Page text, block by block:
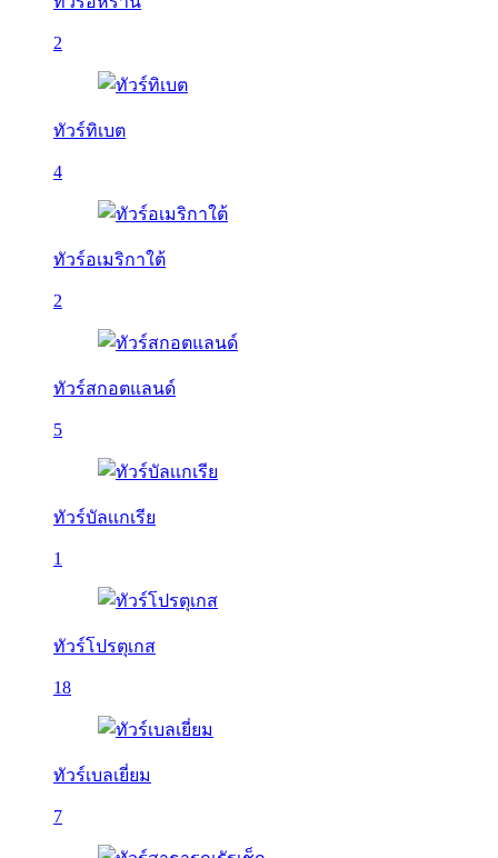
2
ทัวร์ทิเบต
4
ทัวร์อเมริกาใต้
2
ทัวร์สกอตแลนด์
5
ทัวร์บัลเเกเรีย
1
ทัวร์โปรตุเกส
18
ทัวร์เบลเยี่ยม
7